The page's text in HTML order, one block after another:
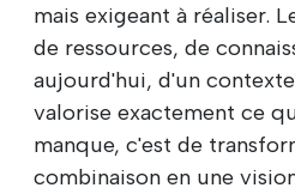
mais exigeant à réaliser.
de ressources, de
aujourd'hui, d'un
valorise exactement ce
manque, c'est de
combinaison en une